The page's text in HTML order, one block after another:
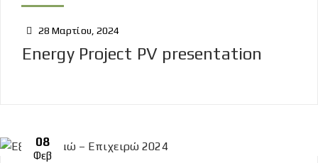
28 Μαρτίου, 2024
Energy Project PV presentation
08
Φεβ